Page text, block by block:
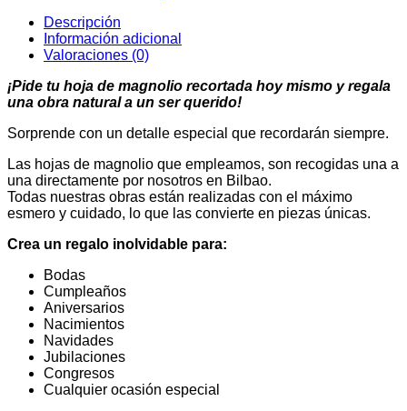
Descripción
Información adicional
Valoraciones (0)
¡Pide tu hoja de magnolio recortada hoy mismo y regala
una obra natural a un ser querido!
Sorprende con un detalle especial que recordarán siempre.
Las hojas de magnolio que empleamos, son recogidas una a
una directamente por nosotros en Bilbao.
Todas nuestras obras están realizadas con el máximo
esmero y cuidado, lo que las convierte en piezas únicas.
Crea un regalo inolvidable para:
Bodas
Cumpleaños
Aniversarios
Nacimientos
Navidades
Jubilaciones
Congresos
Cualquier ocasión especial